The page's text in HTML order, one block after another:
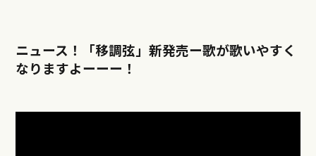
ニュース！「移調弦」新発売ー歌が歌いやすく
なりますよーーー！